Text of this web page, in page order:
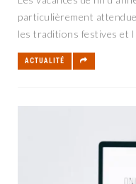
particulièrement
les traditions festives et l
ACTUALITÉ